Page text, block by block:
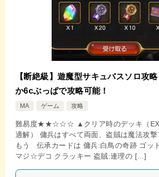
【断絶級】遊魔型サキュバスソロ攻
か6cぶっぱで攻略可能！
MA ゲーム 攻略
難易度★★☆☆☆ ▲クリア時のデッキ（EX
適解） 傭兵はすべて両面、盗賊は魔法攻撃
もう 伝承カードは 傭兵:白鳥の奇跡 ゴッ
マジ☆デコ クラッキー 盗賊:連理の […]